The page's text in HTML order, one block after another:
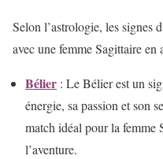
Selon l’astrologie, les signes
avec une femme Sagittaire en
Bélier : Le Bélier est un
énergie, sa passion et son
match idéal pour la femme
l’aventure.